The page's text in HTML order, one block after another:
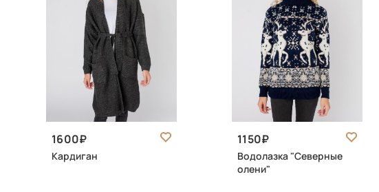
1600
Кардиган
1150
Водолазка "Северные
олени"